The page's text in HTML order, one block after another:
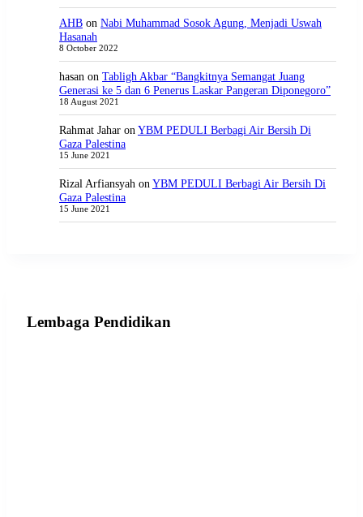
AHB on Nabi Muhammad Sosok Agung, Menjadi Uswah
Hasanah
8 October 2022
hasan on Tabligh Akbar “Bangkitnya Semangat Juang
Generasi ke 5 dan 6 Penerus Laskar Pangeran Diponegoro”
18 August 2021
Rahmat Jahar on YBM PEDULI Berbagi Air Bersih Di
Gaza Palestina
15 June 2021
Rizal Arfiansyah on YBM PEDULI Berbagi Air Bersih Di
Gaza Palestina
15 June 2021
Lembaga Pendidikan